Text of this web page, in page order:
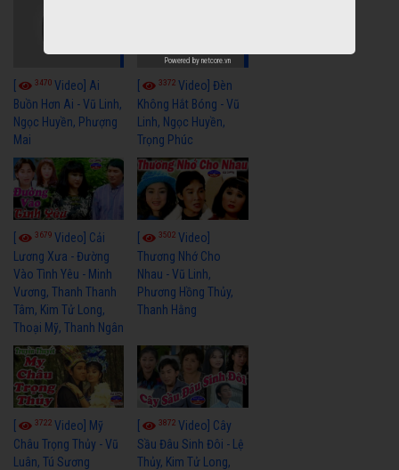
3470 Video] Ai
Buồn Hơn Ai - Vũ Linh,
Ngọc Huyền, Phượng
Mai
3372Video] Đèn
Không Hắt Bóng - Vũ
Linh, Ngọc Huyền,
Trọng Phúc
3679 Video] Cải
Lương Xưa - Đường
Vào Tình Yêu - Minh
Vương, Thanh Thanh
Tâm, Kim Tử Long,
Thoại Mỹ, Thanh Ngân
3502Video]
Thương Nhớ Cho
Nhau - Vũ Linh,
Phương Hồng Thủy,
Thanh Hằng
3722 Video] Mỹ
Châu Trọng Thủy - Vũ
Luân, Tú Sương
3872Video] Cây
Sầu Đâu Sinh Đôi - Lệ
Thủy, Kim Tử Long,
Powered by netcore.vn